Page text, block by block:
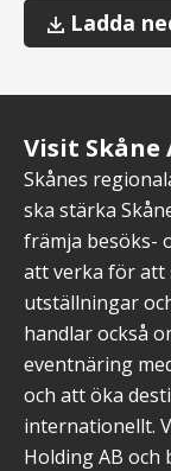
Ladda
Visit Skåne
Skånes
ska stärka
främja besöks-
att verka för att
utställningar
handlar också
eventnäring
och att öka
internationellt.
Holding AB och